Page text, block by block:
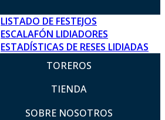
LISTADO DE FESTEJOS
ESCALAFÓN LIDIADORES
ESTADÍSTICAS DE RESES LIDIADAS
TOREROS
TIENDA
SOBRE NOSOTROS